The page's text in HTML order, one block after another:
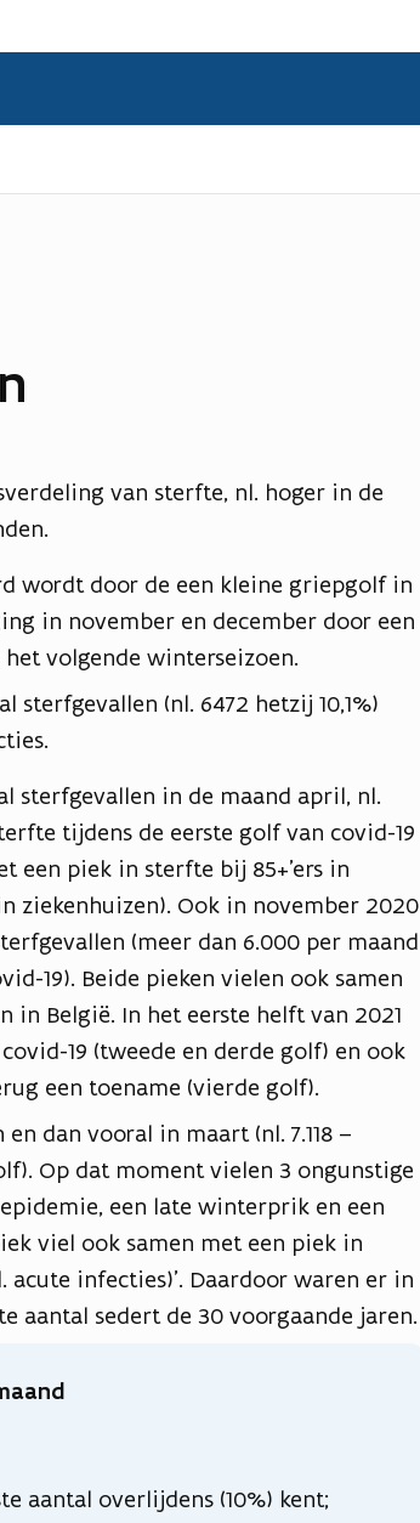
van sterfte, nl. hoger in de
wordt door de een kleine griepgolf in
in november en december door een
volgende winterseizoen.
(nl. 6472 hetzij 10,1%)
sterfgevallen in de maand april, nl.
tijdens de eerste golf van covid-19
een piek in sterfte bij 85+’ers in
ziekenhuizen). Ook in november 2020
(meer dan 6.000 per maand
19). Beide pieken vielen ook samen
in België. In het eerste helft van 2021
19 (tweede en derde golf) en ook
een toename (vierde golf).
dan vooral in maart (nl. 7.118 –
Op dat moment vielen 3 ongunstige
een late winterprik en een
viel ook samen met een piek in
infecties)’. Daardoor waren er in
aantal sedert de 30 voorgaande jaren.
aantal overlijdens (10%) kent;